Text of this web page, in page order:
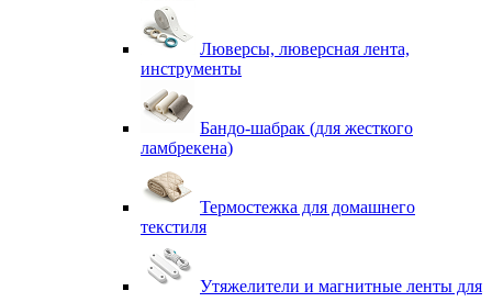
Люверсы, люверсная лента,
инструменты
Бандо-шабрак (для жесткого
ламбрекена)
Термостежка для домашнего
текстиля
Утяжелители и магнитные ленты для